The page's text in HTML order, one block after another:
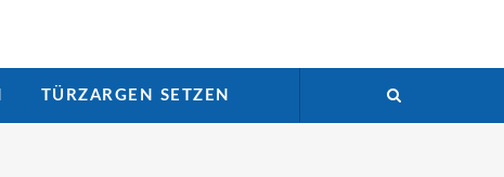
TÜRZARGEN SETZEN